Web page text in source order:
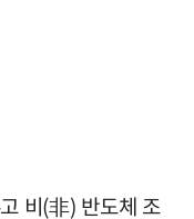
비(非) 반도체 조